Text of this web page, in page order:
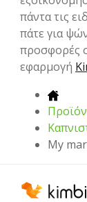
πάντα τις
πάτε για
προσφορές
εφαρμογή
My